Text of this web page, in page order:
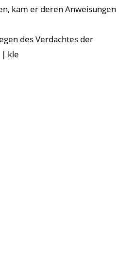
kam er deren Anweisungen
des Verdachtes der
| kle